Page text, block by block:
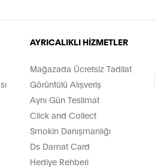
AYRICALIKLI HİZMETLER
Mağazada Ücretsiz Tadilat
Görüntülü Alışveriş
Aynı Gün Teslimat
Click and Collect
Smokin Danışmanlığı
Ds Damat Card
Hediye Rehberi